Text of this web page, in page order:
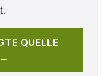
QUELLE